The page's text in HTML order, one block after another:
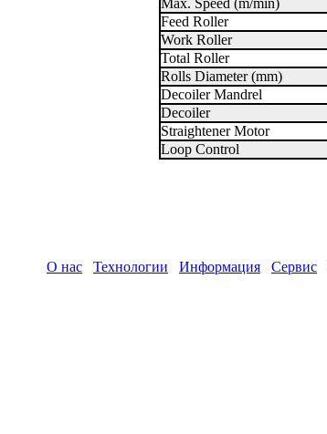
Max. Speed (m/min)
Feed Roller
Work Roller
Total Roller
Rolls Diameter (mm)
Decoiler Mandrel
Decoiler
Straightener Motor
Loop Control
О нас Технологии Информация Сервис